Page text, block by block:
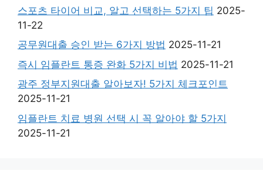
스포츠 타이어 비교, 알고 선택하는 5가지 팁 2025-
11-22
공무원대출 승인 받는 6가지 방법 2025-11-21
즉시 임플란트 통증 완화 5가지 비법 2025-11-21
광주 정부지원대출 알아보자! 5가지 체크포인트
2025-11-21
임플란트 치료 병원 선택 시 꼭 알아야 할 5가지
2025-11-21